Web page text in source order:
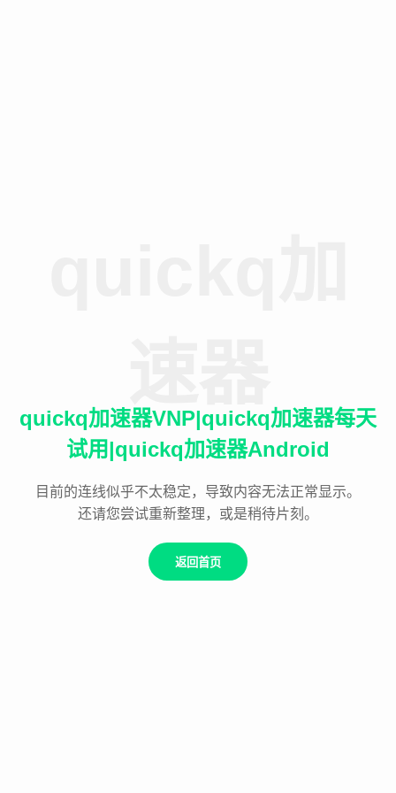
quickq加速器VNP|quickq加速器每天
试用|quickq加速器Android
目前的连线似乎不太稳定，导致内容无法正常显示。
还请您尝试重新整理，或是稍待片刻。
返回首页